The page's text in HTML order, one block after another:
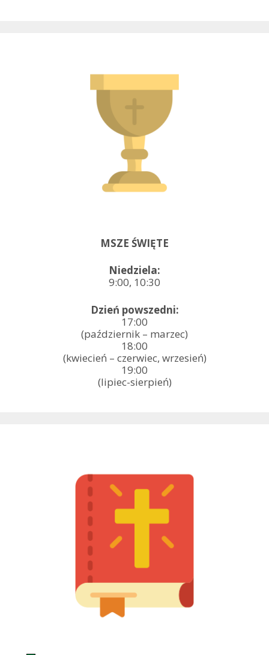
MSZE ŚWIĘTE
Niedziela:
9:00, 10:30
Dzień powszedni:
17:00
(październik – marzec)
18:00
(kwiecień – czerwiec, wrzesień)
19:00
(lipiec-sierpień)